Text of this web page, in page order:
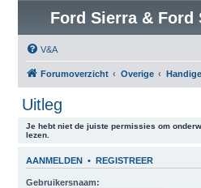
Ford Sierra & Ford
V&A
Forumoverzicht Overige
Uitleg
Je hebt niet de juiste permissies om
lezen.
AANMELDEN • REGISTREER
Gebruikersnaam: